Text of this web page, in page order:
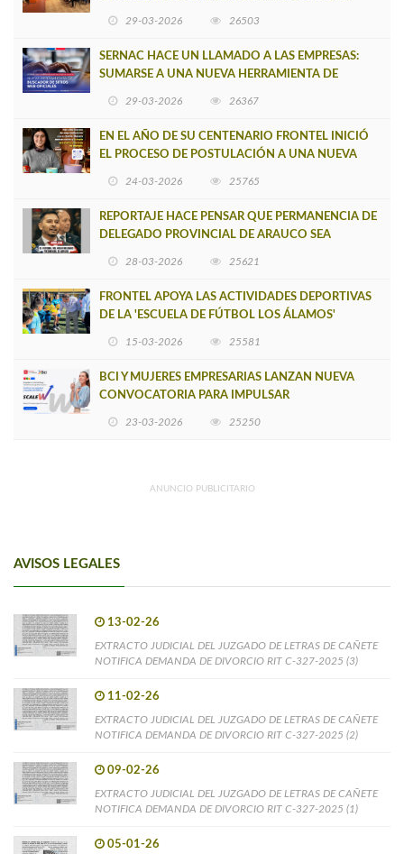
29-03-2026 26503
SERNAC HACE UN LLAMADO A LAS EMPRESAS:
SUMARSE A UNA NUEVA HERRAMIENTA DE
29-03-2026 26367
EN EL AÑO DE SU CENTENARIO FRONTEL INICIÓ
EL PROCESO DE POSTULACIÓN A UNA NUEVA
24-03-2026 25765
REPORTAJE HACE PENSAR QUE PERMANENCIA DE
DELEGADO PROVINCIAL DE ARAUCO SEA
28-03-2026 25621
FRONTEL APOYA LAS ACTIVIDADES DEPORTIVAS
DE LA 'ESCUELA DE FÚTBOL LOS ÁLAMOS'
15-03-2026 25581
BCI Y MUJERES EMPRESARIAS LANZAN NUEVA
CONVOCATORIA PARA IMPULSAR
23-03-2026 25250
ANUNCIO PUBLICITARIO
AVISOS LEGALES
13-02-26
EXTRACTO JUDICIAL DEL JUZGADO DE LETRAS DE CAÑETE
NOTIFICA DEMANDA DE DIVORCIO RIT C-327-2025 (3)
11-02-26
EXTRACTO JUDICIAL DEL JUZGADO DE LETRAS DE CAÑETE
NOTIFICA DEMANDA DE DIVORCIO RIT C-327-2025 (2)
09-02-26
EXTRACTO JUDICIAL DEL JUZGADO DE LETRAS DE CAÑETE
NOTIFICA DEMANDA DE DIVORCIO RIT C-327-2025 (1)
05-01-26